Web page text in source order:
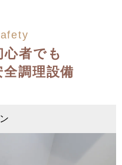
者でも
調理設備